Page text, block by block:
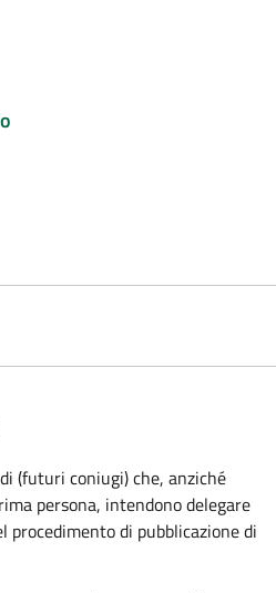
(futuri coniugi) che, anziché
persona, intendono delegare
procedimento di pubblicazione di